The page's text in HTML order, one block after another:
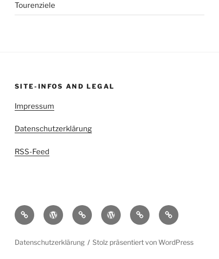
Tourenziele
SITE-INFOS AND LEGAL
Impressum
Datenschutzerklärung
RSS-Feed
kettenritzel.ccGriesgram999
Mit
der
durch
EDIGIXXERBlindschleiche.CH
RedSpade
Datenschutzerklärung Stolz präsentiert von WordPress